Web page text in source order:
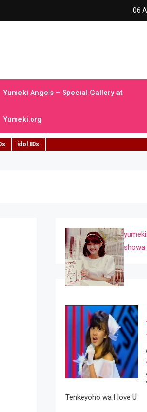
06
Yumeki Angels – Special Gallery at
Yumeki.org
idol 80s
showa
Tenkeyoho wa I love U